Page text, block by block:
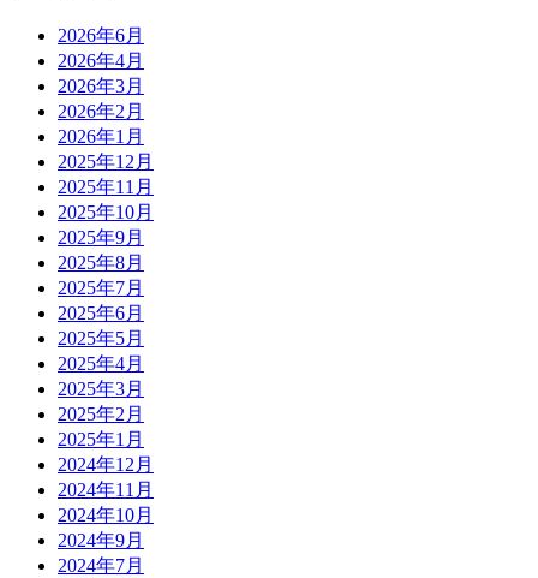
2026年6月
2026年4月
2026年3月
2026年2月
2026年1月
2025年12月
2025年11月
2025年10月
2025年9月
2025年8月
2025年7月
2025年6月
2025年5月
2025年4月
2025年3月
2025年2月
2025年1月
2024年12月
2024年11月
2024年10月
2024年9月
2024年7月